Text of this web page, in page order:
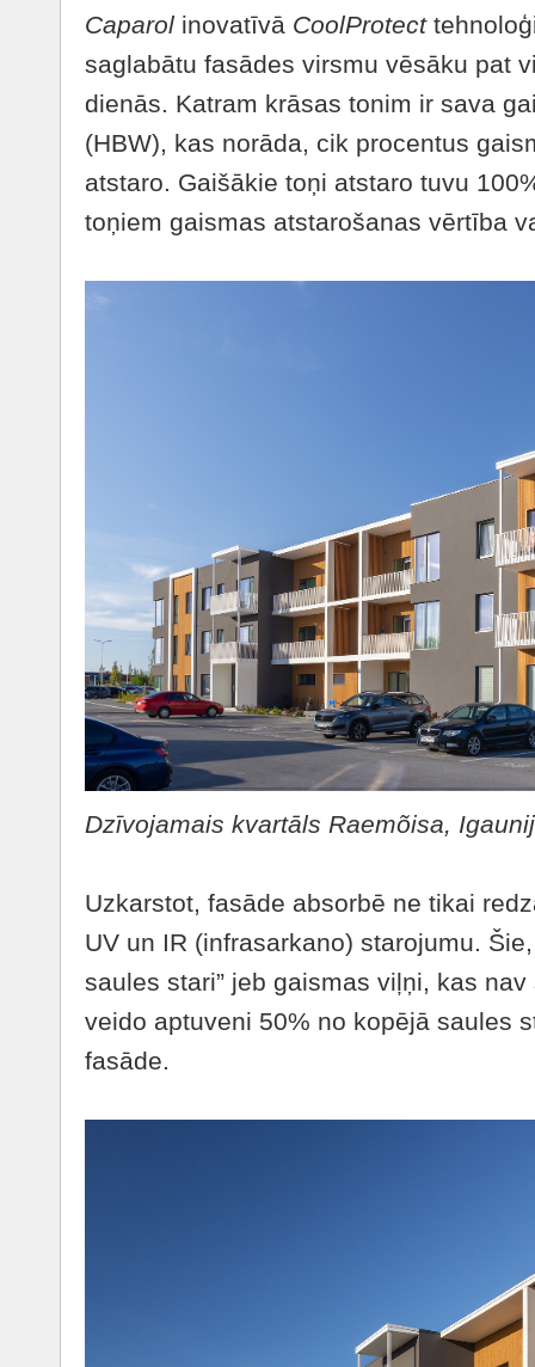
Caparol inovatīvā CoolProtect
saglabātu fasādes virsmu vēsāku pat
dienās. Katram krāsas tonim ir sava
(HBW), kas norāda, cik procentus
atstaro. Gaišākie toņi atstaro tuvu
toņiem gaismas atstarošanas vērtība
Dzīvojamais kvartāls Raemõisa,
Uzkarstot, fasāde absorbē ne tikai
UV un IR (infrasarkano) starojumu.
saules stari” jeb gaismas viļņi, kas
veido aptuveni 50% no kopējā saules
fasāde.